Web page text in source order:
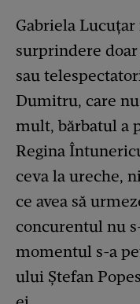
Gabriela
surprindere
sau
Dumitru, care nu
mult, bărbatul a
Regina
ceva la ureche,
ce avea să
concurentul nu
momentul s-a
ului Ștefan